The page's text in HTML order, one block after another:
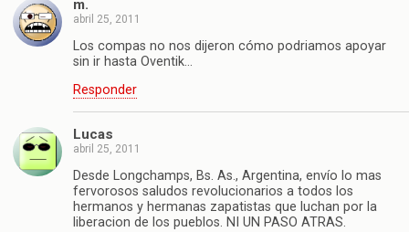
m.
abril 25, 2011
Los compas no nos dijeron cómo podriamos apoyar
sin ir hasta Oventik…
Responder
Lucas
abril 25, 2011
Desde Longchamps, Bs. As., Argentina, envío lo mas
fervorosos saludos revolucionarios a todos los
hermanos y hermanas zapatistas que luchan por la
liberacion de los pueblos. NI UN PASO ATRAS.